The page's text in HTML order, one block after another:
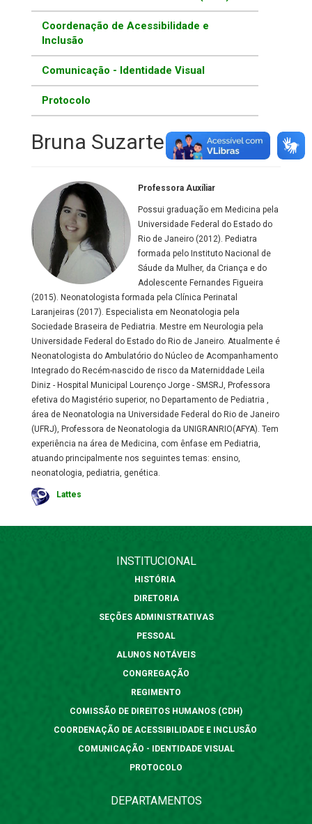
Coordenação de Acessibilidade e
Inclusão
Comunicação - Identidade Visual
Protocolo
Bruna Suzarte Campelo
Professora Auxíliar
Possui graduação em Medicina pela
Universidade Federal do Estado do
Rio de Janeiro (2012). Pediatra
formada pelo Instituto Nacional de
Sáude da Mulher, da Criança e do
Adolescente Fernandes Figueira
(2015). Neonatologista formada pela Clínica Perinatal
Laranjeiras (2017). Especialista em Neonatologia pela
Sociedade Braseira de Pediatria. Mestre em Neurologia pela
Universidade Federal do Estado do Rio de Janeiro. Atualmente é
Neonatologista do Ambulatório do Núcleo de Acompanhamento
Integrado do Recém-nascido de risco da Materniddade Leila
Diniz - Hospital Municipal Lourenço Jorge - SMSRJ, Professora
efetiva do Magistério superior, no Departamento de Pediatria ,
área de Neonatologia na Universidade Federal do Rio de Janeiro
(UFRJ), Professora de Neonatologia da UNIGRANRIO(AFYA). Tem
experiência na área de Medicina, com ênfase em Pediatria,
atuando principalmente nos seguintes temas: ensino,
neonatologia, pediatria, genética.
Lattes
INSTITUCIONAL
HISTÓRIA
DIRETORIA
SEÇÕES ADMINISTRATIVAS
PESSOAL
ALUNOS NOTÁVEIS
CONGREGAÇÃO
REGIMENTO
COMISSÃO DE DIREITOS HUMANOS (CDH)
COORDENAÇÃO DE ACESSIBILIDADE E INCLUSÃO
COMUNICAÇÃO - IDENTIDADE VISUAL
PROTOCOLO
DEPARTAMENTOS